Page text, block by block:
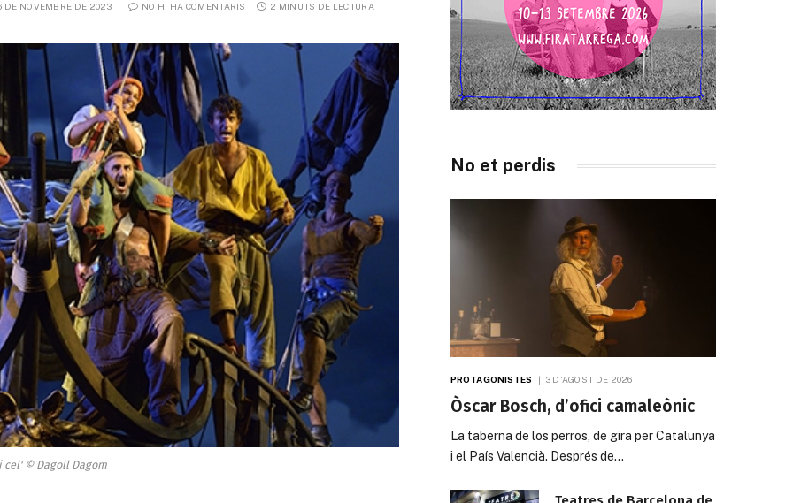
DE NOVEMBRE DE 2023 NO HI HA COMENTARIS 2 MINUTS DE LECTURA
cel' © Dagoll Dagom
No et perdis
PROTAGONISTES 3 D'AGOST DE 2026
Òscar Bosch, d’ofici camaleònic
La taberna de los perros, de gira per Catalunya
i el País Valencià. Després de…